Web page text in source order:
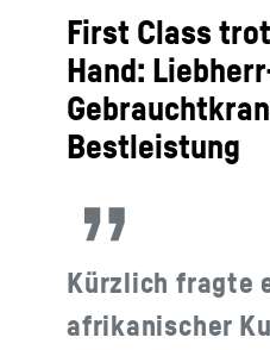
First Class
Hand:
Bestleistung
Kürzlich fragte
afrikanischer